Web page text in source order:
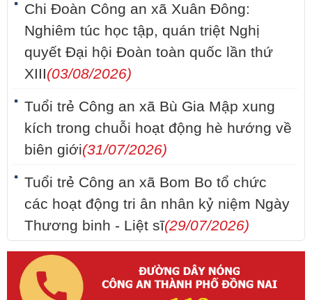
Chi Đoàn Công an xã Xuân Đông:
Nghiêm túc học tập, quán triệt Nghị
quyết Đại hội Đoàn toàn quốc lần thứ
XIII(03/08/2026)
Tuổi trẻ Công an xã Bù Gia Mập xung
kích trong chuỗi hoạt động hè hướng về
biên giới(31/07/2026)
Tuổi trẻ Công an xã Bom Bo tổ chức
các hoạt động tri ân nhân kỷ niệm Ngày
Thương binh - Liệt sĩ(29/07/2026)